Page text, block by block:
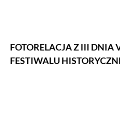
FOTORELACJA Z III DNIA
FESTIWALU